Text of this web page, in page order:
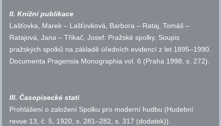
II. Knižní publikace
Lašťovka, Marek – Lašťovková, Barbora – Rataj, Tomáš –
Ratajová, Jana – Třikač, Josef: Pražské spolky. Soupis
pražských spolků na základě úředních evidencí z let 1895–1990.
Documenta Pragensia Monographia vol. 6 (Praha 1998, s. 272).
III. Časopisecké stati
Prohlášení o založení Spolku pro moderní hudbu (Hudební
revue 13,č. 5, 1920, s. 281­–282, s. 317 (dodatek)).